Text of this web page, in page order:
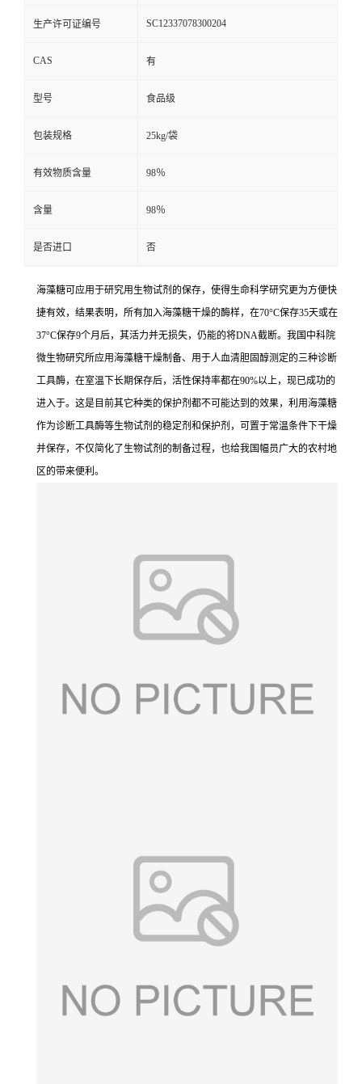
生产许可证编号 SC12337078300204
CAS 有
型号 食品级
包装规格 25kg/袋
有效物质含量 98％
含量 98％
是否进口 否
海藻糖可应用于研究用生物试剂的保存，使得生命科学研究更为方便快
捷有效，结果表明，所有加入海藻糖干燥的酶样，在70°C保存35天或在
37°C保存9个月后，其活力并无损失，仍能的将DNA截断。我国中科院
微生物研究所应用海藻糖干燥制备、用于人血清胆固醇测定的三种诊断
工具酶，在室温下长期保存后，活性保持率都在90%以上，现已成功的
进入于。这是目前其它种类的保护剂都不可能达到的效果，利用海藻糖
作为诊断工具酶等生物试剂的稳定剂和保护剂，可置于常温条件下干燥
并保存，不仅简化了生物试剂的制备过程，也给我国幅员广大的农村地
区的带来便利。